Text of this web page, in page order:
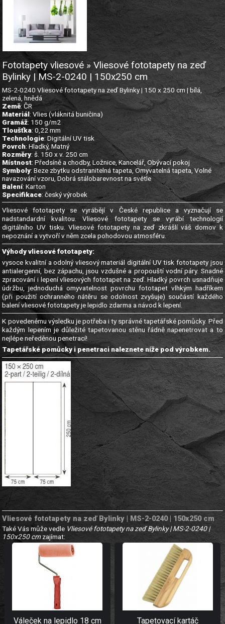
Fototapety vliesové » Vliesové fototapety na zeď
Bylinky | MS-2-0240 | 150x250 cm
MS-2-0240 Vliesové fototapety na zeď Bylinky | 150 x 250 cm | bílá,
zelená, hnědá
Země: ČR
Materiál: Vlies (vláknitá buničina)
Gramáž: 150 g/m2
Tloušťka: 0,22 mm
Technologie: Digitální UV tisk
Povrch: Hladký, Matný
Rozměry: š. 150 x v. 250 cm
Místnost: Předsíně a chodby, Ložnice, Kancelář, Obývací pokoj
Symboly: Beze zbytku odstranitelná tapeta, Omyvatelná tapeta, Volné
navazování vzoru, Dobrá stálobarevnost na světle
Balení: Karton
Specifikace: český výrobek
Vliesové fototapety se vyrábějí v České republice a vyznačují se
nadstandardní kvalitou. Vliesové fototapety se vyrábí technologií
digitálního UV tisku. Vliesové fototapety na zeď zkrášlí váš domov k
nepoznání a vytvoří v něm zcela pohodovou atmosféru.
Výhody vliesové fototapety:
vysoce kvalitní a odolný vliesový materiál digitální UV tisk fototapety jsou
antialergenní, bez zápachu, jsou vzdušné a propouští vodní páry. Snadné
zpracování i lepení vliesových fototapet na zeď. Hladký povrch usnadňuje
údržbu, jednoduchá omyvatelnost povrchu fototapet vlhkým hadříkem
(při použití ochranného nátěru se odolnost zvyšuje) součástí každého
balení vliesové fototapety je lepidlo zdarma a návod k lepení.
K povedenému výsledku je potřeba i ty správné tapetářské pomůcky. Před
každým lepením je důležité tapetovanou stěnu řádně napenetrovat a to
nejlépe neředěnou penetrací!
Tapetářské pomůcky i penetraci naleznete níže pod výrobkem.
Vliesové fototapety na zeď Bylinky | MS-2-0240 | 150x250 cm
Také Vás může vedle Vliesové fototapety na zeď Bylinky | MS-2-0240 |
150x250 cmzajímat:
Váleček na lepidlo 18 cm Tapetovací kartáč